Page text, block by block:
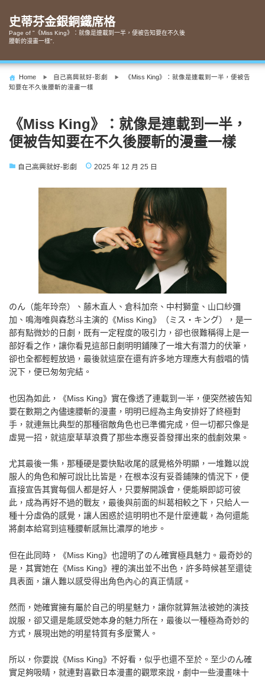
content
史蒂芬金銀銅鐵席格
Page of "《Miss King》：就像是連載到一半，便被告知要在不久後
腰斬的漫畫一樣".
Home 自己高興就好-影劇
《Miss King》：就像是連載到一半，便被告
知要在不久後腰斬的漫畫一樣
《Miss King》：就像是連載到一半，
便被告知要在不久後腰斬的漫畫一樣
自己高興就好-影劇 2025 年 12 月 25 日
のん（能年玲奈）、藤木直人、倉科加奈、中村獅童、山口紗彌
加、鳴海唯與森愁斗主演的《Miss King》（ミス・キング），是一
部有點微妙的日劇，既有一定程度的吸引力，卻也很難稱得上是一
部好看之作，讓你看見這部日劇明明鋪陳了一堆大有潛力的伏筆，
卻也全都輕輕放過，最後就這麼在還有許多地方理應大有戲唱的情
況下，便已匆匆完結。
也因為如此，《Miss King》實在像透了連載到一半，便突然被告知
要在數期之內儘速腰斬的漫畫，明明已經為主角安排好了終極對
手，就連無比典型的那種宿敵角色也已準備完成，但一切都只像是
虛晃一招，就這麼草草浪費了那些本應妥善發揮出來的戲劇效果。
尤其最後一集，那種硬是要快點收尾的感覺格外明顯，一堆難以說
服人的角色和解可說比比皆是，在根本沒有妥善鋪陳的情況下，便
直接宣告其實每個人都是好人，只要解開誤會，便能瞬即認可彼
此，成為再好不過的戰友，最後與前面的糾葛相較之下，只給人一
種十分虛偽的感覺，讓人困惑於這明明也不是什麼連載，為何還能
將劇本給寫到這種腰斬感無比濃厚的地步。
但在此同時，《Miss King》也證明了のん確實極具魅力。最奇妙的
是，其實她在《Miss King》裡的演出並不出色，許多時候甚至還徒
具表面，讓人難以感受得出角色內心的真正情感。
然而，她確實擁有屬於自己的明星魅力，讓你就算無法被她的演技
說服，卻又還是能感受她本身的魅力所在，最後以一種極為奇妙的
方式，展現出她的明星特質有多麼驚人。
所以，你要說《Miss King》不好看，似乎也還不至於。至少のん確
實足夠吸睛，就連對喜歡日本漫畫的觀眾來說，劇中一些漫畫味十